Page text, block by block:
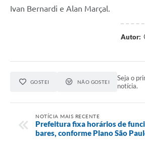
Ivan Bernardi e Alan Marçal.
Autor:
GOSTEI NÃO GOSTEI
Seja o
notícia.
NOTÍCIA MAIS RECENTE
Prefeitura fixa horários de
bares, conforme Plano São